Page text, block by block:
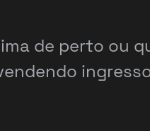
de perto ou